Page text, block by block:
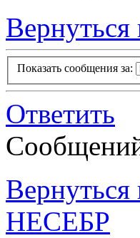
Вернуться
Показать сообщения за:
Ответить
НЕСЕБР